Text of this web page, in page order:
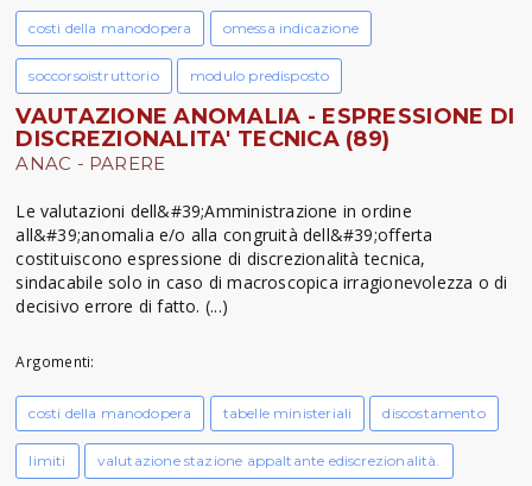
costi della manodopera omessa indicazione
soccorsoistruttorio modulo predisposto
VAUTAZIONE ANOMALIA - ESPRESSIONE DI
DISCREZIONALITA' TECNICA (89)
ANAC - PARERE
Le valutazioni dell&#39;Amministrazione in ordine
all&#39;anomalia e/o alla congruità dell&#39;offerta
costituiscono espressione di discrezionalità tecnica,
sindacabile solo in caso di macroscopica irragionevolezza o di
decisivo errore di fatto. (...)
Argomenti:
costi della manodopera tabelle ministeriali discostamento
limiti valutazione stazione appaltante ediscrezionalità.